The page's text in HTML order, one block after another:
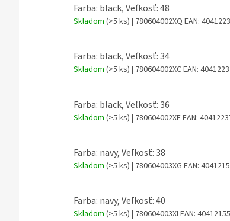
Farba: black, Veľkosť: 48
Skladom (>5 ks) | 780604002XQ EAN:
Farba: black, Veľkosť: 34
Skladom (>5 ks) | 780604002XCEAN:
Farba: black, Veľkosť: 36
Skladom (>5 ks) | 780604002XEEAN:
Farba: navy, Veľkosť: 38
Skladom (>5 ks) | 780604003XG EAN:
Farba: navy, Veľkosť: 40
Skladom (>5 ks) | 780604003XI EAN: